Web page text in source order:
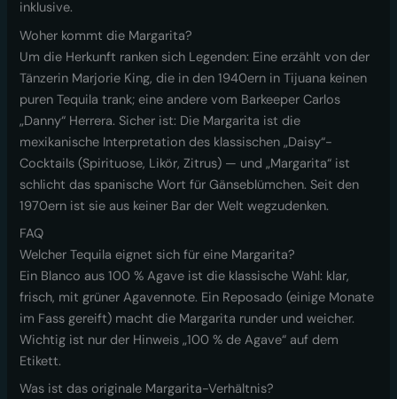
inklusive.
Woher kommt die Margarita?
Um die Herkunft ranken sich Legenden: Eine erzählt von der
Tänzerin Marjorie King, die in den 1940ern in Tijuana keinen
puren Tequila trank; eine andere vom Barkeeper Carlos
„Danny“ Herrera. Sicher ist: Die Margarita ist die
mexikanische Interpretation des klassischen „Daisy“-
Cocktails (Spirituose, Likör, Zitrus) — und „Margarita“ ist
schlicht das spanische Wort für Gänseblümchen. Seit den
1970ern ist sie aus keiner Bar der Welt wegzudenken.
FAQ
Welcher Tequila eignet sich für eine Margarita?
Ein Blanco aus 100 % Agave ist die klassische Wahl: klar,
frisch, mit grüner Agavennote. Ein Reposado (einige Monate
im Fass gereift) macht die Margarita runder und weicher.
Wichtig ist nur der Hinweis „100 % de Agave“ auf dem
Etikett.
Was ist das originale Margarita-Verhältnis?